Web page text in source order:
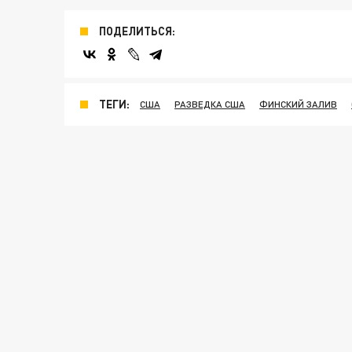
ПОДЕЛИТЬСЯ:
ТЕГИ: США РАЗВЕДКА США ФИНСКИЙ ЗАЛИВ